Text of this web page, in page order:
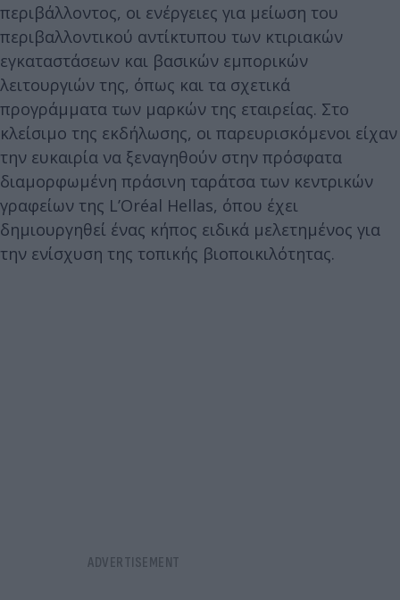
περιβάλλοντος, οι ενέργειες για μείωση του
περιβαλλοντικού αντίκτυπου των κτιριακών
εγκαταστάσεων και βασικών εμπορικών
λειτουργιών της, όπως και τα σχετικά
προγράμματα των μαρκών της εταιρείας. Στο
κλείσιμο της εκδήλωσης, οι παρευρισκόμενοι είχαν
την ευκαιρία να ξεναγηθούν στην πρόσφατα
διαμορφωμένη πράσινη ταράτσα των κεντρικών
γραφείων της L’Oréal Hellas, όπου έχει
δημιουργηθεί ένας κήπος ειδικά μελετημένος για
την ενίσχυση της τοπικής βιοποικιλότητας.